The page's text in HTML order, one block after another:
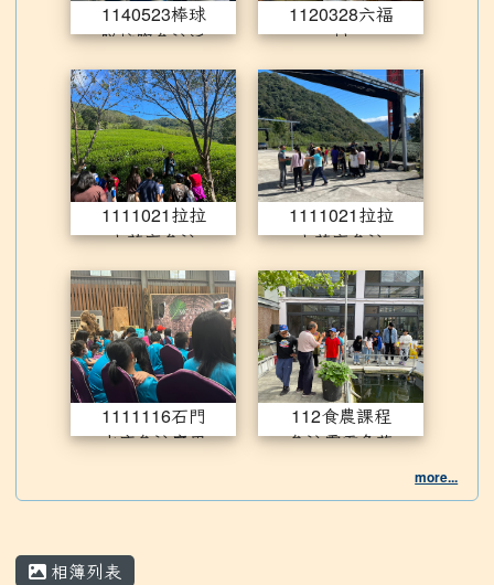
1140523棒球
隊校際參訪活
動
1120328六福
村
1111021拉拉山茶廠參訪
1111021拉拉
山茶廠參訪
1111021拉拉
山茶廠參訪
1111116石門水庫參訪摩里沙卡
1111116石門
水庫參訪摩里
活動
112食農
112食農課程
參訪霞雲魚菜
more...
相簿列表